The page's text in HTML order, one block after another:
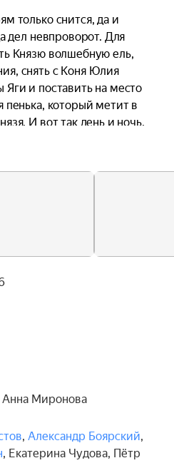
только снится, да и
дел невпроворот. Для
Князю волшебную ель,
снять с Коня Юлия
и поставить на место
пенька, который метит в
И вот так день и ночь,
они на своих плечах
Главное, чтобы не
Анна Миронова
, Александр Боярский,
, Екатерина Чудова, Пётр